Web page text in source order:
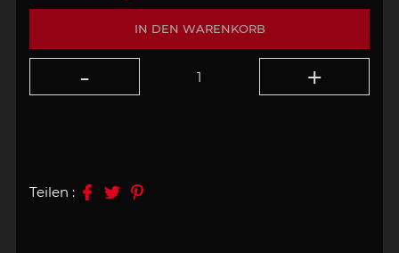
IN DEN WARENKORB
Teilen :